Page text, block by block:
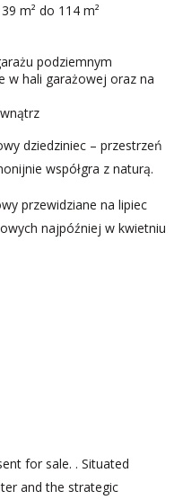
m² do 114 m²
podziemnym
w hali garażowej oraz na
dziedziniec – przestrzeń
współgra z naturą.
przewidziane na lipiec
najpóźniej w kwietniu
for sale. . Situated
and the strategic